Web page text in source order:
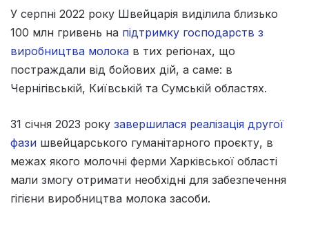
У серпні 2022 року Швейцарія виділила близько
100 млн гривень на підтримку господарств з
виробництва молока в тих регіонах, що
постраждали від бойових дій, а саме: в
Чернігівській, Київській та Сумській областях.
31 січня 2023 року завершилася реалізація другої
фази швейцарського гуманітарного проєкту, в
межах якого молочні ферми Харківської області
мали змогу отримати необхідні для забезпечення
гігієни виробництва молока засоби.